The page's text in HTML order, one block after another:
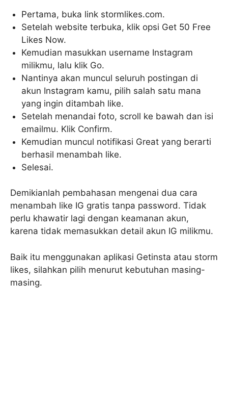
Pertama, buka link stormlikes.com.
Setelah website terbuka, klik opsi Get 50 Free
Likes Now.
Kemudian masukkan username Instagram
milikmu, lalu klik Go.
Nantinya akan muncul seluruh postingan di
akun Instagram kamu, pilih salah satu mana
yang ingin ditambah like.
Setelah menandai foto, scroll ke bawah dan isi
emailmu. Klik Confirm.
Kemudian muncul notifikasi Great yang berarti
berhasil menambah like.
Selesai.
Demikianlah pembahasan mengenai dua cara
menambah like IG gratis tanpa password. Tidak
perlu khawatir lagi dengan keamanan akun,
karena tidak memasukkan detail akun IG milikmu.
Baik itu menggunakan aplikasi Getinsta atau storm
likes, silahkan pilih menurut kebutuhan masing-
masing.